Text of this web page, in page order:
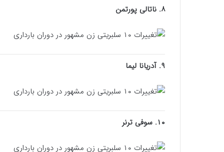
۸. ناتالی پورتمن
۹. آدریانا لیما
۱۰. سوفی ترنر